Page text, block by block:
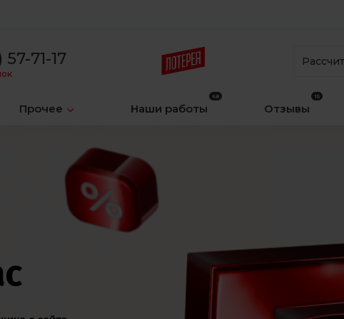
71-17
Прочее Наши работы Отзывы
от
р.